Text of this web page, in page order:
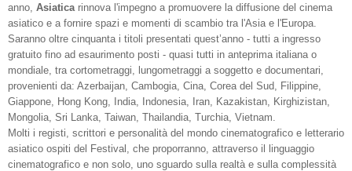
anno, Asiatica rinnova l'impegno a promuovere la diffusione del cinema
asiatico e a fornire spazi e momenti di scambio tra l'Asia e l'Europa.
Saranno oltre cinquanta i titoli presentati quest’anno - tutti a ingresso
gratuito fino ad esaurimento posti - quasi tutti in anteprima italiana o
mondiale, tra cortometraggi, lungometraggi a soggetto e documentari,
provenienti da: Azerbaijan, Cambogia, Cina, Corea del Sud, Filippine,
Giappone, Hong Kong, India, Indonesia, Iran, Kazakistan, Kirghizistan,
Mongolia, Sri Lanka, Taiwan, Thailandia, Turchia, Vietnam.
Molti i registi, scrittori e personalità del mondo cinematografico e letterario
asiatico ospiti del Festival, che proporranno, attraverso il linguaggio
cinematografico e non solo, uno sguardo sulla realtà e sulla complessità